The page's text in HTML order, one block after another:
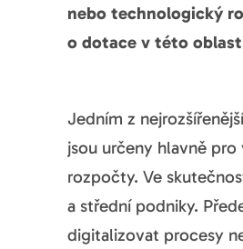
nebo technologický
o dotace v této
Jedním z
jsou určeny hlavně
rozpočty. Ve
a střední podniky.
digitalizovat procesy